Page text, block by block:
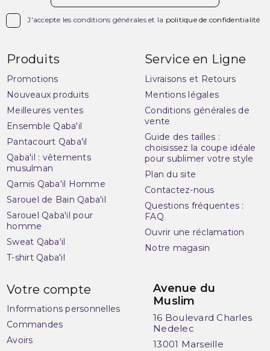
J'accepte les conditions générales et la politique de confidentialité
Produits
Promotions
Nouveaux produits
Meilleures ventes
Ensemble Qaba'il
Pantacourt Qaba'il
Qaba'il : vêtements
musulman
Qamis Qaba'il Homme
Sarouel de Bain Qaba'il
Sarouel Qaba'il pour
homme
Sweat Qaba'il
T-shirt Qaba'il
Service en Ligne
Livraisons et Retours
Mentions légales
Conditions générales de
vente
Guide des tailles :
choisissez la coupe idéale
pour sublimer votre style
Plan du site
Contactez-nous
Questions fréquentes :
FAQ
Ouvrir une réclamation
Notre magasin
Votre compte
Informations personnelles
Commandes
Avoirs
Avenue du
Muslim
16 Boulevard Charles
Nedelec
13001 Marseille